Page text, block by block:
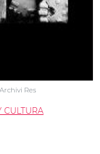
Res
CULTURA